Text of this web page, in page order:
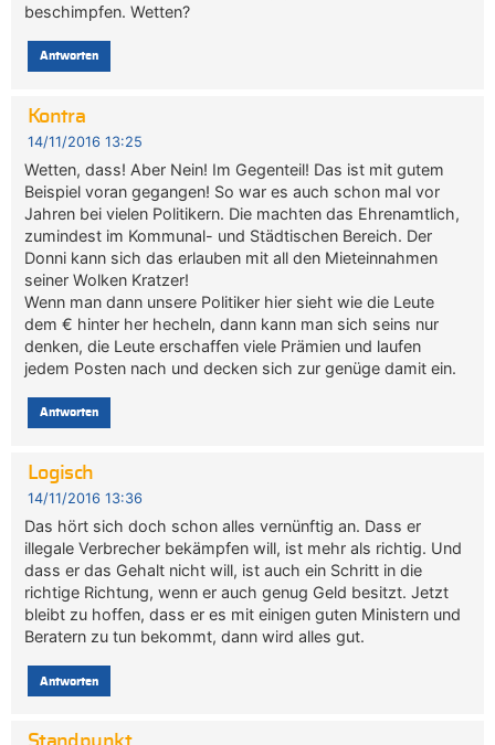
beschimpfen. Wetten?
Antworten
Kontra
14/11/2016 13:25
Wetten, dass! Aber Nein! Im Gegenteil! Das ist mit gutem
Beispiel voran gegangen! So war es auch schon mal vor
Jahren bei vielen Politikern. Die machten das Ehrenamtlich,
zumindest im Kommunal- und Städtischen Bereich. Der
Donni kann sich das erlauben mit all den Mieteinnahmen
seiner Wolken Kratzer!
Wenn man dann unsere Politiker hier sieht wie die Leute
dem € hinter her hecheln, dann kann man sich seins nur
denken, die Leute erschaffen viele Prämien und laufen
jedem Posten nach und decken sich zur genüge damit ein.
Antworten
Logisch
14/11/2016 13:36
Das hört sich doch schon alles vernünftig an. Dass er
illegale Verbrecher bekämpfen will, ist mehr als richtig. Und
dass er das Gehalt nicht will, ist auch ein Schritt in die
richtige Richtung, wenn er auch genug Geld besitzt. Jetzt
bleibt zu hoffen, dass er es mit einigen guten Ministern und
Beratern zu tun bekommt, dann wird alles gut.
Antworten